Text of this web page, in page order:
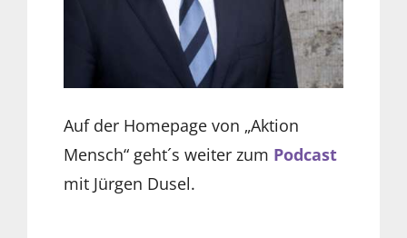
Auf der Homepage von „Aktion
Mensch“ geht´s weiter zum Podcast
mit Jürgen Dusel.